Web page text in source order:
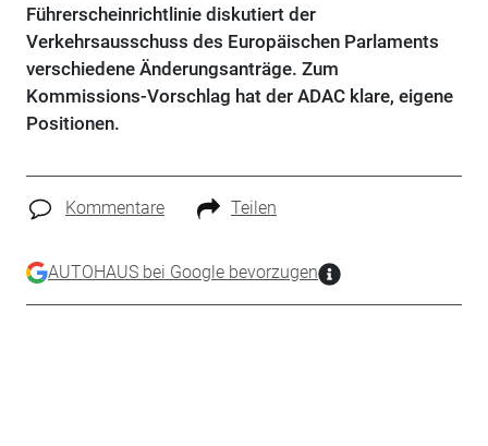
Führerscheinrichtlinie diskutiert der
Verkehrsausschuss des Europäischen Parlaments
verschiedene Änderungsanträge. Zum
Kommissions-Vorschlag hat der ADAC klare, eigene
Positionen.
Kommentare Teilen
AUTOHAUS bei Google bevorzugen